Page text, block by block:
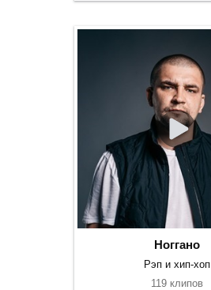
Ноггано
Рэп и хип-хоп
119 клипов